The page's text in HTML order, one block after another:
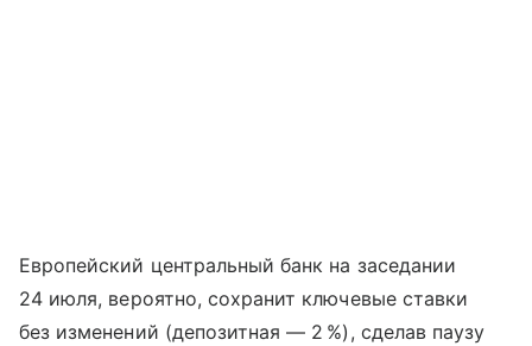
Европейский центральный банк на заседании
24 июля, вероятно, сохранит ключевые ставки
без изменений (депозитная — 2 %), сделав паузу